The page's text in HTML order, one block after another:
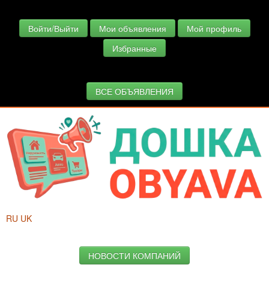
Войти/Выйти Мои объявления
Мой профиль
Избранные
ВСЕ ОБЪЯВЛЕНИЯ
RU UK
НОВОСТИ КОМПАНИЙ